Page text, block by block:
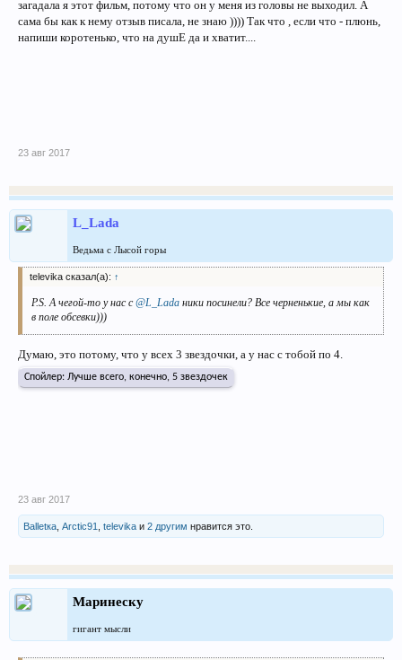
загадала я этот фильм, потому что он у меня из головы не выходил. А
сама бы как к нему отзыв писала, не знаю )))) Так что , если что - плюнь,
напиши коротенько, что на душЕ да и хватит....
23 авг 2017
L_Lada
Ведьма с Лысой горы
televika сказал(а): ↑
P.S. А чегой-то у нас с@L_Lada ники посинели? Все черненькие, а мы как
в поле обсевки)))
Думаю, это потому, что у всех 3 звездочки, а у нас с тобой по 4.
Спойлер: Лучше всего, конечно, 5 звездочек
23 авг 2017
Balletка Arctic91 televika и 2 другим нравится это.
Маринеску
гигант мысли